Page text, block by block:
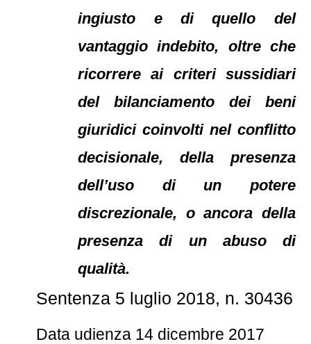
ingiusto e di quello del
vantaggio indebito, oltre che
ricorrere ai criteri sussidiari
del bilanciamento dei beni
giuridici coinvolti nel conflitto
decisionale, della presenza
dell’uso di un potere
discrezionale, o ancora della
presenza di un abuso di
qualità.
Sentenza 5 luglio 2018, n. 30436
Data udienza 14 dicembre 2017